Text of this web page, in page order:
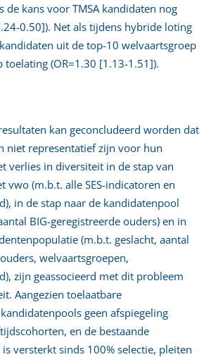
de kans voor TMSA kandidaten nog
0.50]). Net als tijdens hybride loting
uit de top-10 welvaartsgroep
toelating (OR=1.30 [1.13-1.51]).
kan geconcludeerd worden dat
niet representatief zijn voor hun
verlies in diversiteit in de stap van
vwo (m.b.t. alle SES-indicatoren en
in de stap naar de kandidatenpool
BIG-geregistreerde ouders) en in
(m.b.t. geslacht, aantal
welvaartsgroepen,
zijn geassocieerd met dit probleem
Aangezien toelaatbare
geen afspiegeling
en de bestaande
versterkt sinds 100% selectie, pleiten